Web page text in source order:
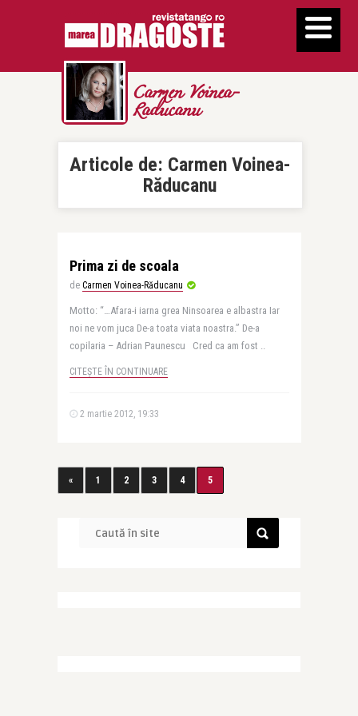
Carmen Voinea-
Raducanu
Articole de: Carmen Voinea-
Răducanu
Prima zi de scoala
de Carmen Voinea-Răducanu
Motto: “…Afara-i iarna grea Ninsoarea e albastra Iar
noi ne vom juca De-a toata viata noastra.” De-a
copilaria – Adrian Paunescu Cred ca am fost ..
CITEȘTE ÎN CONTINUARE
2 martie 2012, 19:33
« 1 2 3 4 5